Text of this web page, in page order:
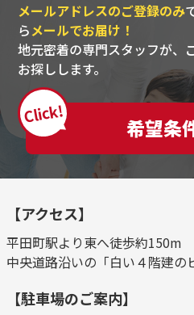
メールアドレスのご登録のみ
らメールでお届け！
地元密着の専門スタッフが、
お探しします。
Click!
希望条
【アクセス】
平田町駅より東へ徒歩約150m
中央道路沿いの「白い４階建の
【駐車場のご案内】